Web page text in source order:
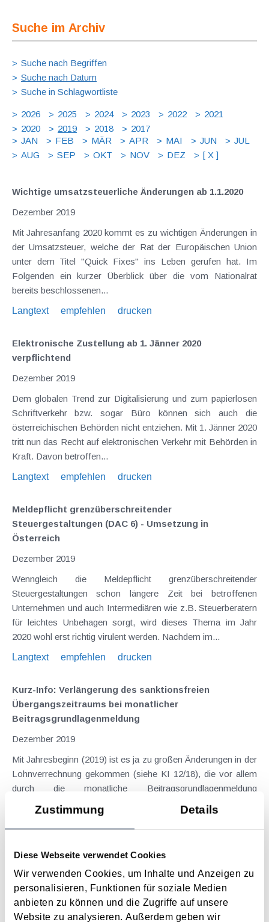
Zustimmung Details
Diese Webseite verwendet Cookies
Wir verwenden Cookies, um Inhalte und Anzeigen zu
personalisieren, Funktionen für soziale Medien
anbieten zu können und die Zugriffe auf unsere
Website zu analysieren. Außerdem geben wir
Suche im Archiv
Suche nach Begriffen
Suche nach Datum
Suche in Schlagwortliste
2026 2025 2024 2023 2022
2021
2020
2019 2018
2017
JAN
FEB MÄR APR MAI JUN
JUL
AUG
SEP OKT NOV DEZ [ X ]
Wichtige umsatzsteuerliche Änderungen ab 1.1.2020
Dezember 2019
Mit Jahresanfang 2020 kommt es zu wichtigen Änderungen in
der Umsatzsteuer, welche der Rat der Europäischen Union
unter dem Titel "Quick Fixes" ins Leben gerufen hat. Im
Folgenden ein kurzer Überblick über die vom Nationalrat
bereits beschlossenen...
Langtext
empfehlen drucken
Elektronische Zustellung ab 1. Jänner 2020
verpflichtend
Dezember 2019
Dem globalen Trend zur Digitalisierung und zum papierlosen
Schriftverkehr bzw. sogar Büro können sich auch die
österreichischen Behörden nicht entziehen. Mit 1. Jänner 2020
tritt nun das Recht auf elektronischen Verkehr mit Behörden in
Kraft. Davon betroffen...
Langtext
empfehlen drucken
Meldepflicht grenzüberschreitender
Steuergestaltungen (DAC 6) - Umsetzung in
Österreich
Dezember 2019
Wenngleich die Meldepflicht grenzüberschreitender
Steuergestaltungen schon längere Zeit bei betroffenen
Unternehmen und auch Intermediären wie z.B. Steuerberatern
für leichtes Unbehagen sorgt, wird dieses Thema im Jahr
2020 wohl erst richtig virulent werden. Nachdem im...
Langtext
empfehlen drucken
Kurz-Info: Verlängerung des sanktionsfreien
Übergangszeitraums bei monatlicher
Beitragsgrundlagenmeldung
Dezember 2019
Mit Jahresbeginn (2019) ist es ja zu großen Änderungen in der
Lohnverrechnung gekommen (siehe KI 12/18), die vor allem
durch die monatliche Beitragsgrundlagenmeldung
gekennzeichnet waren. In diesem Zusammenhang sind auch
Säumniszuschläge eingeführt worden, die...
Maßnahmen vor Jahresende 2019 - Unternehmer
November 2019
Der näher rückende Jahreswechsel sollte Anlass für einem